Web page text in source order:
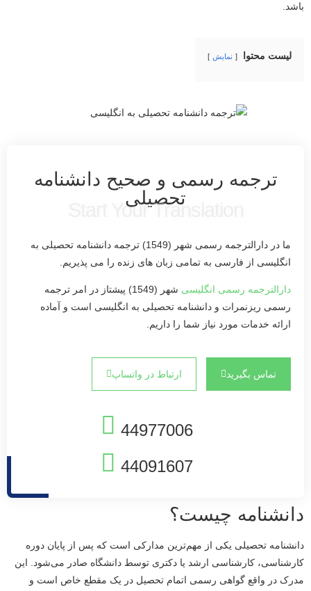
باشد.
لیست محتوا نمایش
ترجمه رسمی و صحیح دانشنامه
تحصیلی
Start Your Translation
ما در دارالترجمه رسمی شهر (1549) ترجمه دانشنامه تحصیلی به
انگلیسی از فارسی به تمامی زبان های زنده را می پذیریم.
دارالترجمه رسمی انگلیسی
شهر (1549) پیشتاز در امر ترجمه
رسمی ریزنمرات و دانشنامه تحصیلی به انگلیسی است و آماده
ارائه خدمات مورد نیاز شما را داریم.
تماس بگیرید ارتباط در واتساپ
44977006
44091607
دانشنامه چیست؟
دانشنامه تحصیلی یکی از مهم‌ترین مدارکی است که پس از پایان دوره
کارشناسی، کارشناسی ارشد یا دکتری توسط دانشگاه صادر می‌شود. این
مدرک در واقع گواهی رسمی اتمام تحصیل در یک مقطع خاص است و